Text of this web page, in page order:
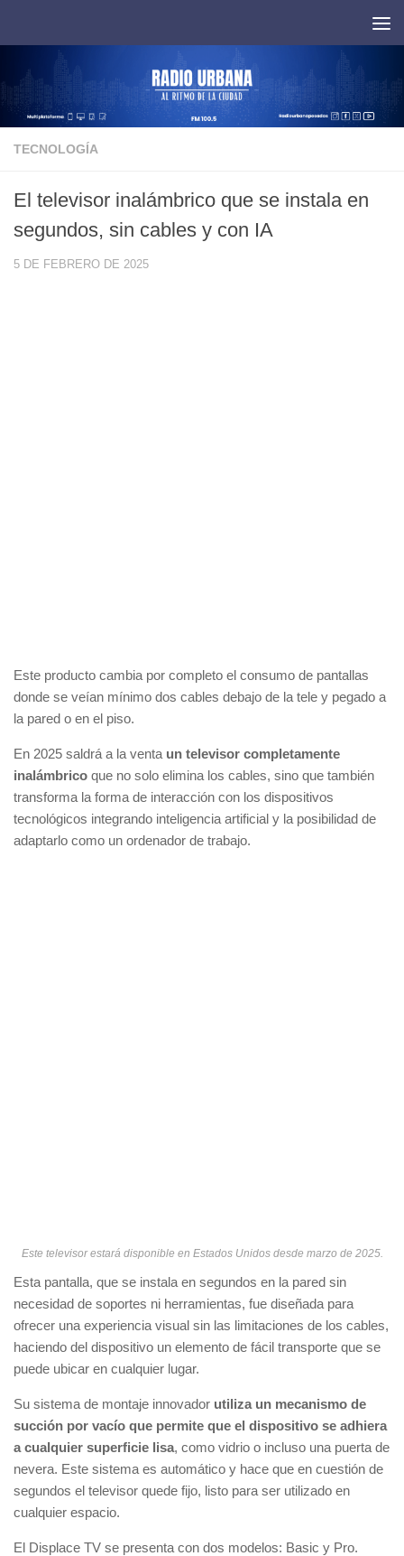
TECNOLOGÍA
El televisor inalámbrico que se instala en
segundos, sin cables y con IA
5 DE FEBRERO DE 2025
Este producto cambia por completo el consumo de pantallas
donde se veían mínimo dos cables debajo de la tele y pegado a
la pared o en el piso.
En 2025 saldrá a la venta un televisor completamente
inalámbrico que no solo elimina los cables, sino que también
transforma la forma de interacción con los dispositivos
tecnológicos integrando inteligencia artificial y la posibilidad de
adaptarlo como un ordenador de trabajo.
Este televisor estará disponible en Estados Unidos desde marzo de 2025.
Esta pantalla, que se instala en segundos en la pared sin
necesidad de soportes ni herramientas, fue diseñada para
ofrecer una experiencia visual sin las limitaciones de los cables,
haciendo del dispositivo un elemento de fácil transporte que se
puede ubicar en cualquier lugar.
Su sistema de montaje innovador utiliza un mecanismo de
succión por vacío que permite que el dispositivo se adhiera
a cualquier superficie lisa, como vidrio o incluso una puerta de
nevera. Este sistema es automático y hace que en cuestión de
segundos el televisor quede fijo, listo para ser utilizado en
cualquier espacio.
El Displace TV se presenta con dos modelos: Basic y Pro.